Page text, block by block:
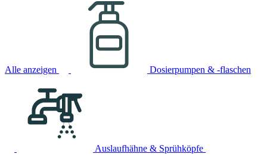
Alle anzeigen Dosierpumpen & -flaschen
Auslaufhähne & Sprühköpfe